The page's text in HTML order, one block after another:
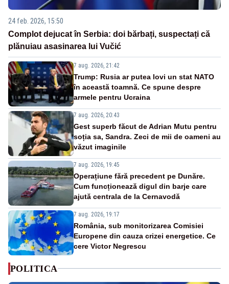
24 feb. 2026, 15:50
Complot dejucat în Serbia: doi bărbați, suspectați că
plănuiau asasinarea lui Vučić
7 aug. 2026, 21:42
Trump: Rusia ar putea lovi un stat NATO
în această toamnă. Ce spune despre
armele pentru Ucraina
7 aug. 2026, 20:43
Gest superb făcut de Adrian Mutu pentru
soția sa, Sandra. Zeci de mii de oameni au
văzut imaginile
7 aug. 2026, 19:45
Operațiune fără precedent pe Dunăre.
Cum funcționează digul din barje care
ajută centrala de la Cernavodă
7 aug. 2026, 19:17
România, sub monitorizarea Comisiei
Europene din cauza crizei energetice. Ce
cere Victor Negrescu
POLITICA